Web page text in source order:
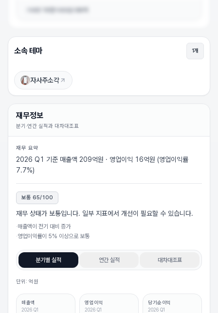
상승 이유를 확인하려면 로그인하세요 (무료)
로그인하고 보기
소속 테마 1개
자사주소각
재무정보
분기·연간 실적과 대차대조표
재무 요약
2026 Q1 기준 매출액 209억원 · 영업이익 16억원 (영업이익률
7.7%)
보통 65/100
재무 상태가 보통입니다. 일부 지표에서 개선이 필요할 수 있습니다.
·매출액이 전기 대비 증가
·영업이익률이 5% 이상으로 보통
분기별 실적 연간 실적 대차대조표
단위: 억원
매출액
2026 Q1
영업이익
2026 Q1
당기순이익
2026 Q1